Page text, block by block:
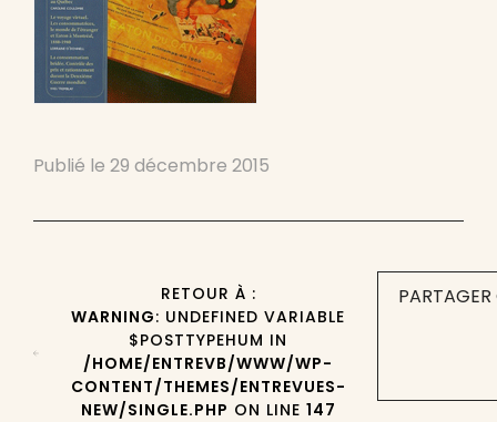
Publié le 29 décembre 2015
RETOUR À :
WARNING: UNDEFINED VARIABLE
$POSTTYPEHUM IN
/HOME/ENTREVB/WWW/WP-
CONTENT/THEMES/ENTREVUES-
NEW/SINGLE.PHP ON LINE 147